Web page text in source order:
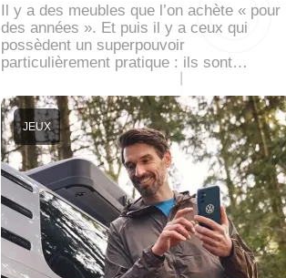
Il y a des meubles que l’on achète « pour
des années ». Et puis il y a ceux qui
possèdent un superpouvoir
particulièrement pratique : ils sont…
JEUX